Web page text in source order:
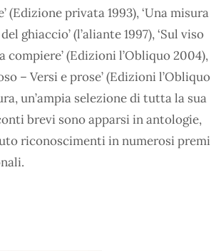
(Edizione privata 1993), ‘Una misura
ghiaccio’ (l’aliante 1997), ‘Sul viso
compiere’ (Edizioni l’Obliquo 2004),
– Versi e prose’ (Edizioni l’Obliquo
un’ampia selezione di tutta la sua
brevi sono apparsi in antologie,
riconoscimenti in numerosi premi